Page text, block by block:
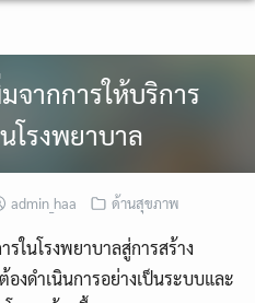
จากการให้บริการ
โรงพยาบาล
admin_haa ด้านสุขภาพ
ในโรงพยาบาลสู่การสร้าง
งดำเนินการอย่างเป็นระบบและ